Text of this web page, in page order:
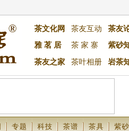
茶文化网 茶友互动
茶友
雅 茗 居
茶 家 寨 紫砂
茶友之家 茶叶相册 岩茶
专题 科技 茶谱 茶具 紫砂